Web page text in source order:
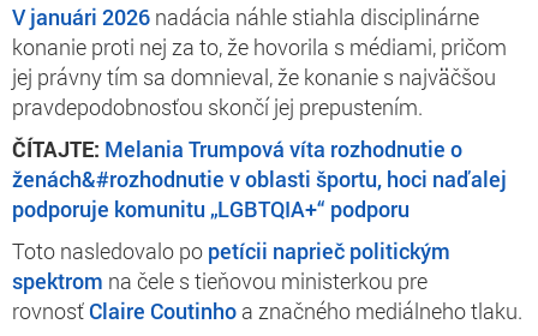
V januári 2026 nadácia náhle stiahla disciplinárne
konanie proti nej za to, že hovorila s médiami, pričom
jej právny tím sa domnieval, že konanie s najväčšou
pravdepodobnosťou skončí jej prepustením.
ČÍTAJTE: Melania Trumpová víta rozhodnutie o
ženách&#rozhodnutie v oblasti športu, hoci naďalej
podporuje komunitu „LGBTQIA+“ podporu
Toto nasledovalo po petícii naprieč politickým
spektrom na čele s tieňovou ministerkou pre
rovnosť Claire Coutinho a značného mediálneho tlaku.